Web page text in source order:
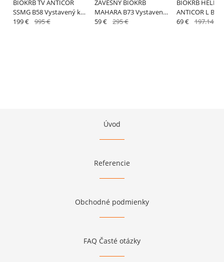
BIOKRB TV ANTICOR
SSMG B58 Vystavený kus
odber v predajni
199 € 995 €
ZÁVESNÝ BIOKRB
MAHARA B73 Vystavený
kus odber v predajni
59 € 295 €
BIOKRB HELIOS
ANTICOR L B52
Vystavený kus
69 € 197.14 €
Úvod
Referencie
Obchodné podmienky
FAQ Časté otázky